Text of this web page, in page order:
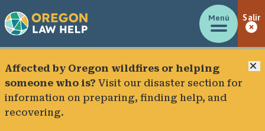
Menú Salir
Affected by Oregon wildfires or helping
someone who is? Visit our disaster section for
information on preparing, finding help, and
recovering.